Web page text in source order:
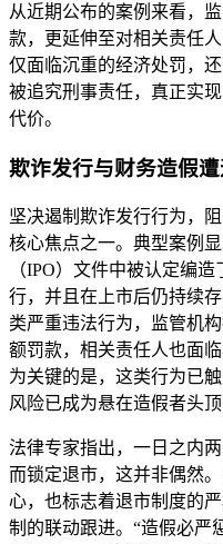
从近期公布的案例来看，
款，更延伸至对相关责任
仅面临沉重的经济处罚，
被追究刑事责任，真正实
代价。
欺诈发行与财务造假
坚决遏制欺诈发行行为，
核心焦点之一。典型案例
（IPO）文件中被认定编
行，并且在上市后仍持续
类严重违法行为，监管机
额罚款，相关责任人也面
为关键的是，这类行为已
风险已成为悬在造假者头顶
法律专家指出，一日之内
而锁定退市，这并非偶然
心，也标志着退市制度的
制的联动跟进。“造假必严